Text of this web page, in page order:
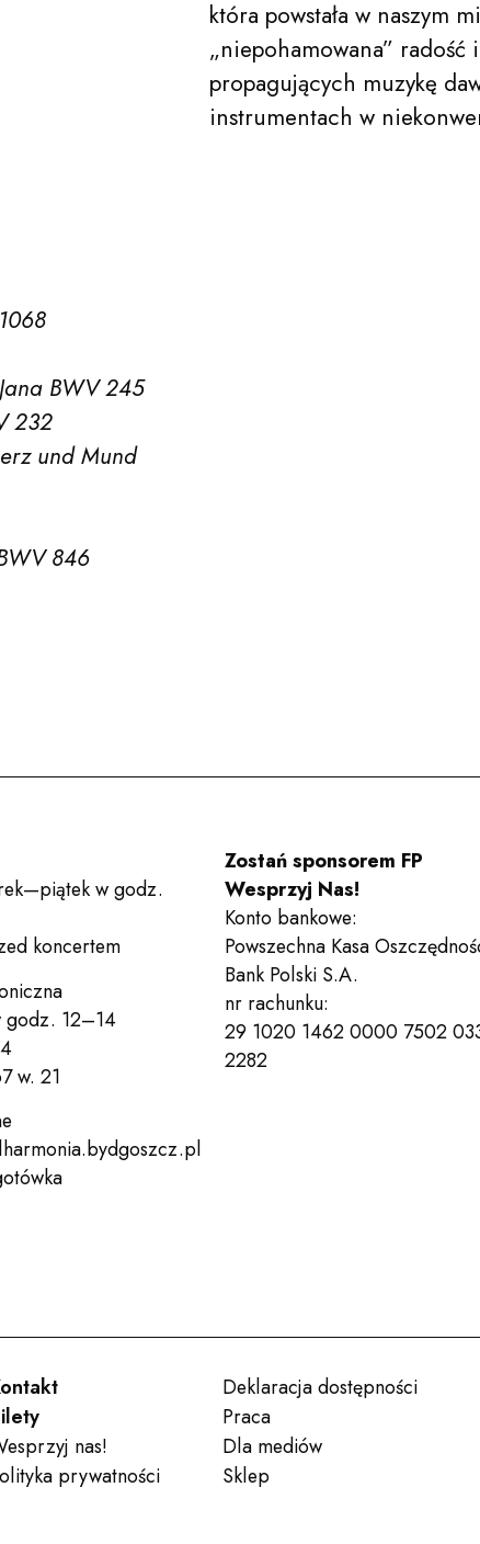
Kalendarz
O nas
Aktualności
Zespoły
Kontakt
Deklaracja dostępności
Wesprzyj nas!
Bilety
BWV 245
232
und Mund
846
która powstała w naszym
„niepohamowana” radość
propagujących muzykę
instrumentach w
w godz.
koncertem
12–14
w. 21
Zostań sponsorem FP
Wesprzyj Nas!
Konto bankowe:
Powszechna Kasa
Bank Polski S.A.
nr rachunku:
29 1020 1462 0000 7502
2282
nas!
prywatności
Deklaracja dostępności
Praca
Dla mediów
Sklep